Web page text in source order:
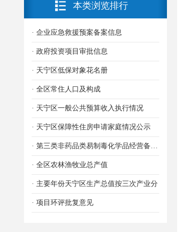
本类浏览排行
· 企业应急救援预案备案信息
· 政府投资项目审批信息
· 天宁区低保对象花名册
· 全区常住人口及构成
· 天宁区一般公共预算收入执行情况
· 天宁区保障性住房申请家庭情况公示
· 第三类非药品类易制毒化学品经营备案信息
· 全区农林渔牧业总产值
· 主要年份天宁区生产总值按三次产业分
· 项目环评批复意见